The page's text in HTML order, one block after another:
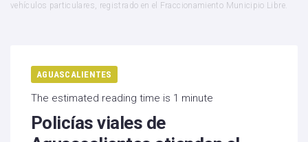
vehículos particulares, registrado en el Fraccionamiento Municipio Libre.
AGUASCALIENTES
The estimated reading time is 1 minute
Policías viales de